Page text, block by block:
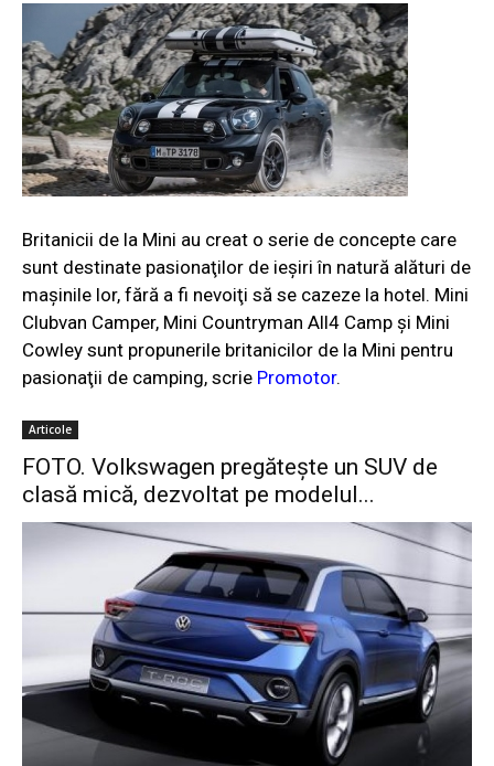
Britanicii de la Mini au creat o serie de concepte care
sunt destinate pasionaţilor de ieşiri în natură alături de
maşinile lor, fără a fi nevoiţi să se cazeze la hotel. Mini
Clubvan Camper, Mini Countryman All4 Camp şi Mini
Cowley sunt propunerile britanicilor de la Mini pentru
pasionaţii de camping, scrie Promotor.
Articole
FOTO. Volkswagen pregătește un SUV de
clasă mică, dezvoltat pe modelul...